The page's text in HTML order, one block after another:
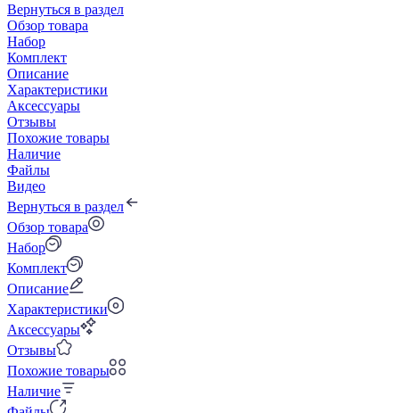
Вернуться в раздел
Обзор товара
Набор
Комплект
Описание
Характеристики
Аксессуары
Отзывы
Похожие товары
Наличие
Файлы
Видео
Вернуться в раздел
Обзор товара
Набор
Комплект
Описание
Характеристики
Аксессуары
Отзывы
Похожие товары
Наличие